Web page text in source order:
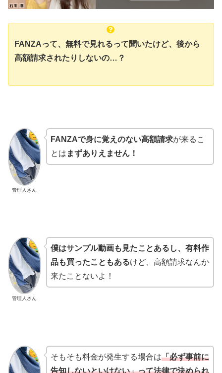
FANZAって、無料で見れるって聞いたけど、後から
高額請求されたりしないの…？
管理人さん
FANZAで身に覚えのない高額請求が来るこ
とは まずありえません！
管理人さん
僕はサンプル動画も見たことあるし、有料作
品も買ったこともあるけど、高額請求なんか
来たことないよ！
そもそも料金が発生する場合は「必ず事前に
告知しないといけない」って法律で決められ